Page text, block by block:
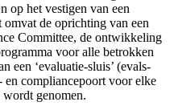
op het vestigen van een
de oprichting van een
Committee, de ontwikkeling
voor alle betrokken
een ‘evaluatie-sluis’ (evals-
en compliancepoort voor elke
genomen.